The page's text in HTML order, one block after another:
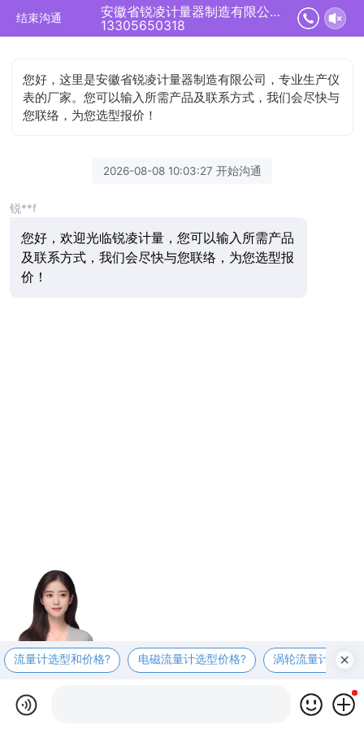
结束沟通
安徽省锐凌计量器制造有限公司正在为您服务
13305650318
您好，这里是安徽省锐凌计量器制造有限公司，专业生产仪
表的厂家。您可以输入所需产品及联系方式，我们会尽快与
您联络，为您选型报价！
2026-08-08 10:03:27 开始沟通
锐**f
您好，欢迎光临锐凌计量，您可以输入所需产品
及联系方式，我们会尽快与您联络，为您选型报
价！
流量计选型和价格? 电磁流量计选型价格? 涡轮流量计选型